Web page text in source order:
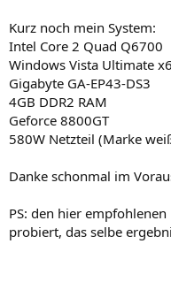
Kurz noch mein System:
Intel Core 2 Quad Q6700
Windows Vista Ultimate
Gigabyte GA-EP43-DS3
4GB DDR2 RAM
Geforce 8800GT
580W Netzteil (Marke
Danke schonmal im
PS: den hier
probiert, das selbe